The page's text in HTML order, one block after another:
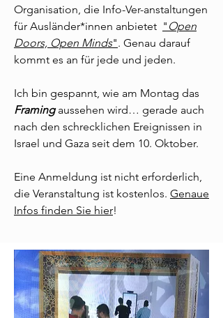
Organisation, die Info-Ver-anstaltungen
für Ausländer*innen anbietet " Open
Doors, Open Minds". Genau darauf
kommt es an für jede und jeden.
Ich bin gespannt, wie am Montag das
Framingaussehen wird… gerade auch
nach den schrecklichen Ereignissen in
Israel und Gaza seit dem 10. Oktober.
Eine Anmeldung ist nicht erforderlich,
die Veranstaltung ist kostenlos. Genaue
Infos finden Sie hier!